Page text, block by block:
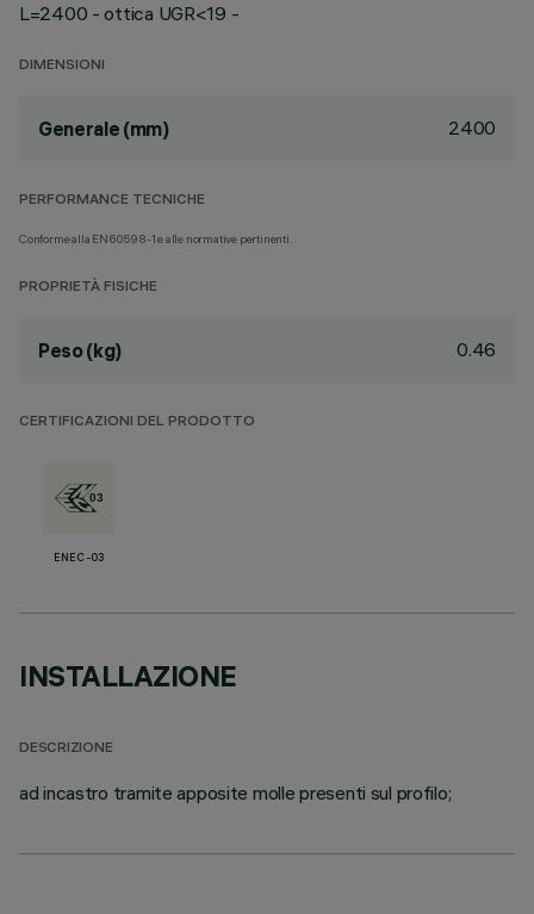
L=2400 - ottica UGR<19 -
DIMENSIONI
Generale (mm) 2400
PERFORMANCE TECNICHE
Conforme alla EN60598-1 e alle normative pertinenti.
PROPRIETÀ FISICHE
Peso (kg) 0.46
CERTIFICAZIONI DEL PRODOTTO
ENEC-03
INSTALLAZIONE
DESCRIZIONE
ad incastro tramite apposite molle presenti sul profilo;